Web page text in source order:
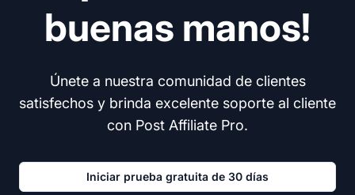
buenas manos!
Únete a nuestra comunidad de clientes
satisfechos y brinda excelente soporte al cliente
con Post Affiliate Pro.
Iniciar prueba gratuita de 30 días